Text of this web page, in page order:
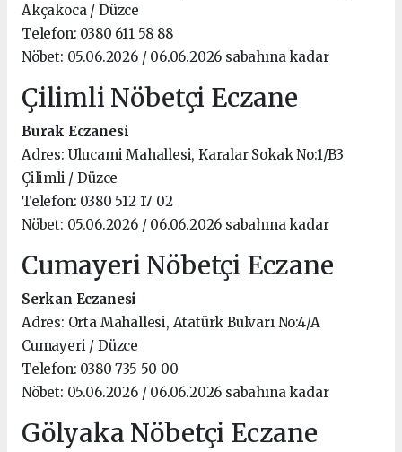
Akçakoca / Düzce
Telefon: 0380 611 58 88
Nöbet: 05.06.2026 / 06.06.2026 sabahına kadar
Çilimli Nöbetçi Eczane
Burak Eczanesi
Adres: Ulucami Mahallesi, Karalar Sokak No:1/B3
Çilimli / Düzce
Telefon: 0380 512 17 02
Nöbet: 05.06.2026 / 06.06.2026 sabahına kadar
Cumayeri Nöbetçi Eczane
Serkan Eczanesi
Adres: Orta Mahallesi, Atatürk Bulvarı No:4/A
Cumayeri / Düzce
Telefon: 0380 735 50 00
Nöbet: 05.06.2026 / 06.06.2026 sabahına kadar
Gölyaka Nöbetçi Eczane